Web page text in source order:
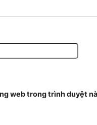
web trong trình duyệt